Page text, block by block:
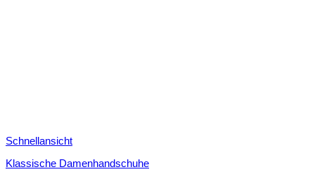
Schnellansicht
Klassische Damenhandschuhe